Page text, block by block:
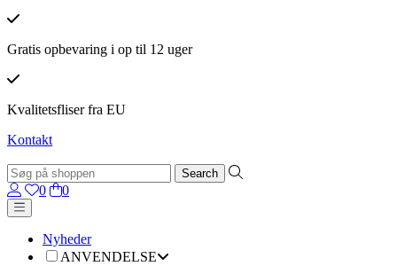
Gratis opbevaring i op til 12 uger
Kvalitetsfliser fra EU
Kontakt
0 0
Nyheder
ANVENDELSE